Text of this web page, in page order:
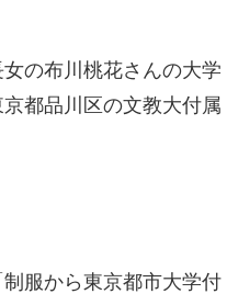
の布川桃花さんの大学
都品川区の文教大付属
服から東京都市大学付